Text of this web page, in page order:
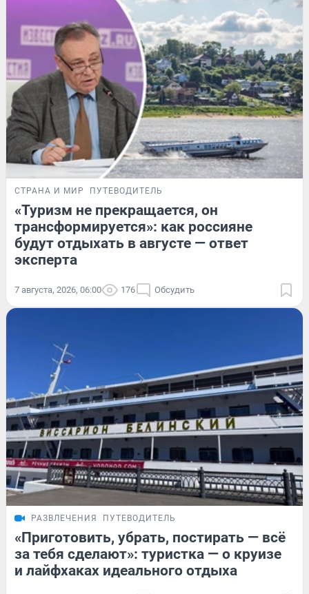
СТРАНА И МИР ПУТЕВОДИТЕЛЬ
«Туризм не прекращается, он
трансформируется»: как россияне
будут отдыхать в августе — ответ
эксперта
7 августа, 2026, 06:00 176 Обсудить
РАЗВЛЕЧЕНИЯ ПУТЕВОДИТЕЛЬ
«Приготовить, убрать, постирать — всё
за тебя сделают»: туристка — о круизе
и лайфхаках идеального отдыха